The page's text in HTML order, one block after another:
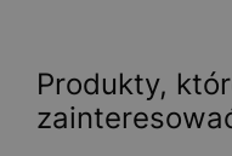
Produkty,